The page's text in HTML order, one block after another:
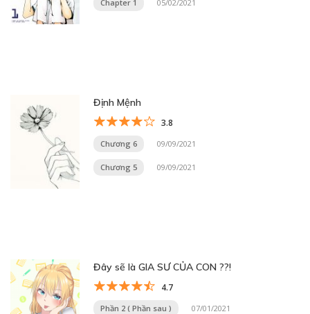
Chapter 1 05/02/2021
Định Mệnh
3.8
Chương 6 09/09/2021
Chương 5 09/09/2021
Đây sẽ là GIA SƯ CỦA CON ??!
4.7
Phần 2 ( Phần sau ) 07/01/2021